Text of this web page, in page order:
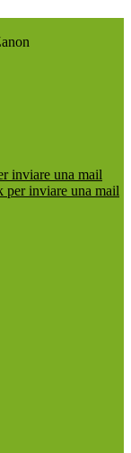
inviare una mail
per inviare una mail